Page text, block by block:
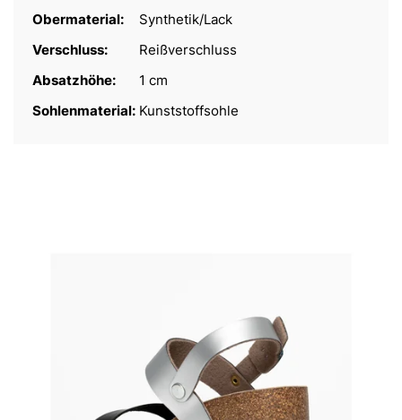
Obermaterial:
Synthetik/Lack
Verschluss:
Reißverschluss
Absatzhöhe:
1 cm
Sohlenmaterial: Kunststoffsohle